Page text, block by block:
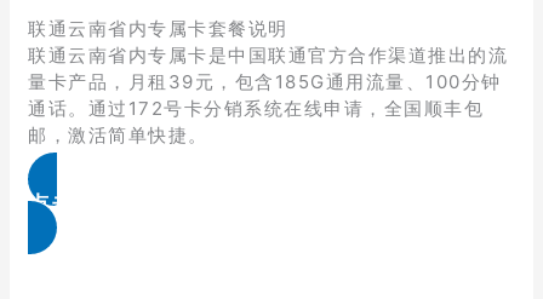
联通云南省内专属卡套餐说明
联通云南省内专属卡是中国联通官方合作渠道推出的流
量卡产品，月租39元，包含185G通用流量、100分钟
通话。通过172号卡分销系统在线申请，全国顺丰包
邮，激活简单快捷。
点击免费领取